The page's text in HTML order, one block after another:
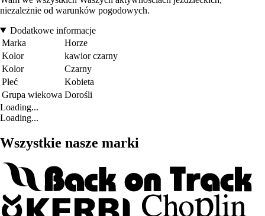
niezależnie od warunków pogodowych.
Dodatkowe informacje
Marka
Horze
Kolor
kawior czarny
Kolor
Czarny
Płeć
Kobieta
Grupa wiekowa Dorośli
Loading...
Loading...
Wszystkie nasze marki